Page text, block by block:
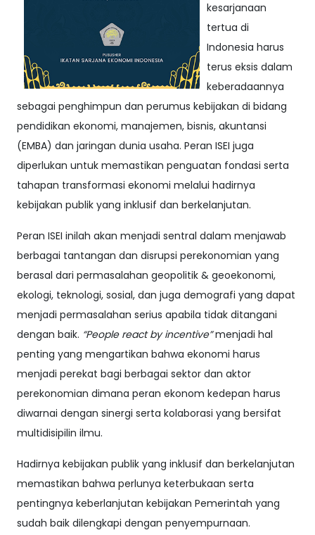
kesarjanaan
tertua di
Indonesia harus
terus eksis dalam
keberadaannya
sebagai penghimpun dan perumus kebijakan di bidang
pendidikan ekonomi, manajemen, bisnis, akuntansi
(EMBA) dan jaringan dunia usaha. Peran ISEI juga
diperlukan untuk memastikan penguatan fondasi serta
tahapan transformasi ekonomi melalui hadirnya
kebijakan publik yang inklusif dan berkelanjutan.
Peran ISEI inilah akan menjadi sentral dalam menjawab
berbagai tantangan dan disrupsi perekonomian yang
berasal dari permasalahan geopolitik & geoekonomi,
ekologi, teknologi, sosial, dan juga demografi yang dapat
menjadi permasalahan serius apabila tidak ditangani
dengan baik. “People react by incentive”menjadi hal
penting yang mengartikan bahwa ekonomi harus
menjadi perekat bagi berbagai sektor dan aktor
perekonomian dimana peran ekonom kedepan harus
diwarnai dengan sinergi serta kolaborasi yang bersifat
multidisipilin ilmu.
Hadirnya kebijakan publik yang inklusif dan berkelanjutan
memastikan bahwa perlunya keterbukaan serta
pentingnya keberlanjutan kebijakan Pemerintah yang
sudah baik dilengkapi dengan penyempurnaan.